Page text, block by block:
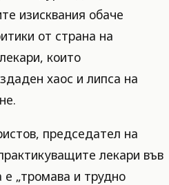
изисквания обаче
от страна на
които
хаос и липса на
председател на
лекари във
„тромава и трудно